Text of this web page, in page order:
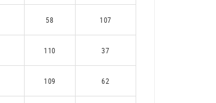
58 107
110 37
109 62